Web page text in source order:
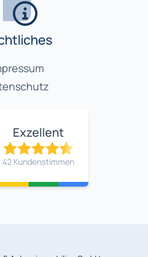
Exzellent
42 Kundenstimmen